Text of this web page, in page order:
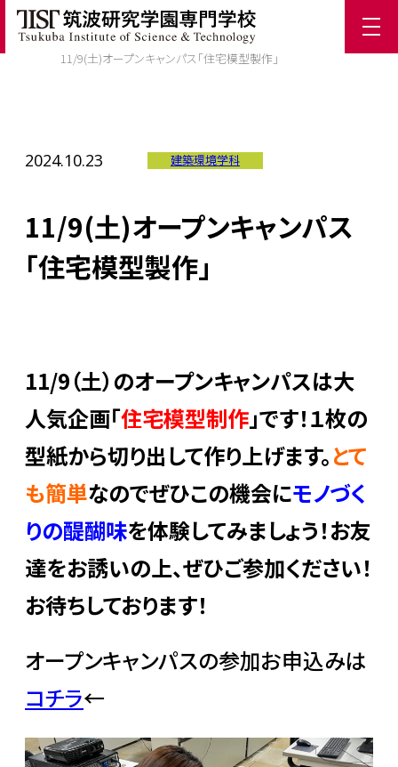
ホーム / TIST News /
11/9(土)オープンキャンパス「住宅模型製作」
2024.10.23 建築環境学科
11/9(土)オープンキャンパス
「住宅模型製作」
11/9（土）のオープンキャンパスは大
人気企画「住宅模型制作」です！１枚の
型紙から切り出して作り上げます。とて
も簡単なのでぜひこの機会にモノづく
りの醍醐味を体験してみましょう！お友
達をお誘いの上、ぜひご参加ください！
お待ちしております！
オープンキャンパスの参加お申込みは
コチラ←